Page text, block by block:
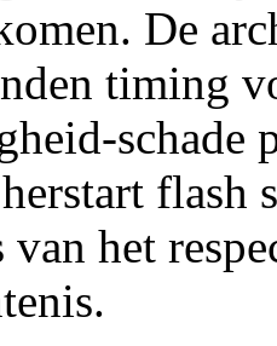
De
timing
schade
flash
het